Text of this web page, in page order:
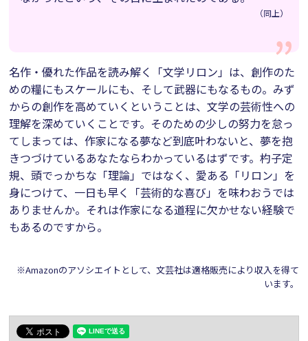
（同上）
名作・優れた作品を読み解く「文学リロン」は、創作のた
めの糧にもスケールにも、そして武器にもなるもの。みず
からの創作を高めていくということは、文学の芸術性への
理解を深めていくことです。そのための少しの努力を怠っ
てしまっては、作家になる夢など到底叶わないと、夢を抱
きつづけているあなたならわかっているはずです。杓子定
規、頭でっかちな「理論」ではなく、愛ある「リロン」を
身につけて、一日も早く「芸術的な喜び」を味わおうでは
ありませんか。それは作家になる道程に欠かせない経験で
もあるのですから。
※Amazonのアソシエイトとして、文芸社は適格販売により収入を得て
います。